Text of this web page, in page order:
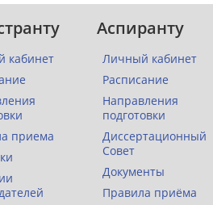
кабинет
приема
Аспиранту
Личный кабинет
Расписание
Направления
подготовки
Диссертационный
Совет
Документы
Правила приёма